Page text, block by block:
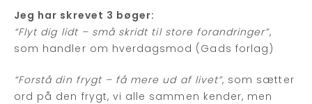
Jeg har skrevet 3 bøger:
“Flyt dig lidt – små skridt til store forandringer”,
som handler om hverdagsmod (Gads forlag)
“Forstå din frygt – få mere ud af livet”, som sætter
ord på den frygt, vi alle sammen kender, men